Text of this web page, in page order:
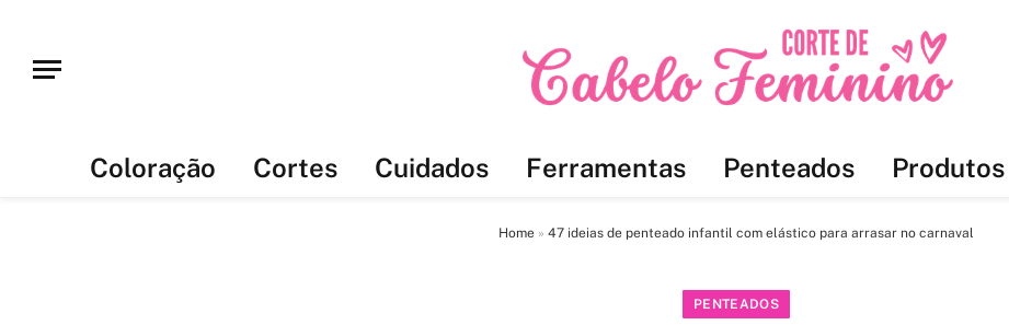
Coloração Cortes Cuidados Ferramentas Penteados Produtos
Home » 47 ideias de penteado infantil com elástico para arrasar no carnaval
PENTEADOS